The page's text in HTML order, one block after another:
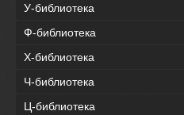
У-библиотека
Ф-библиотека
Х-библиотека
Ч-библиотека
Ц-библиотека